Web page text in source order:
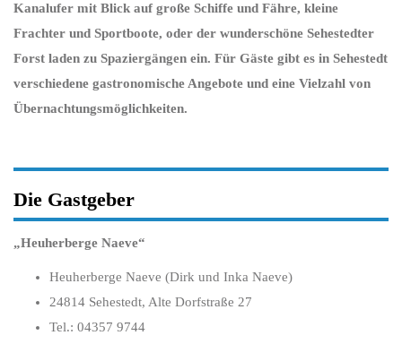
Kanalufer mit Blick auf große Schiffe und Fähre, kleine
Frachter und Sportboote, oder der wunderschöne Sehestedter
Forst laden zu Spaziergängen ein. Für Gäste gibt es in Sehestedt
verschiedene gastronomische Angebote und eine Vielzahl von
Übernachtungsmöglichkeiten.
Die Gastgeber
„Heuherberge Naeve“
Heuherberge Naeve (Dirk und Inka Naeve)
24814 Sehestedt, Alte Dorfstraße 27
Tel.: 04357 9744